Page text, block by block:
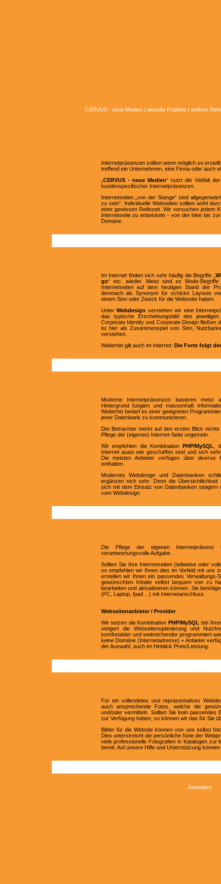
CERVUS - neue Medien | aktuelle Projekte | weitere
Internetpräsenzen sollten wenn möglich so
treffend ein Unternehmen, eine Firma oder auch
CERVUS - neue Medien“ nutzt die Vielfalt
kundenspezifischer Internetpräsenzen.
Internetseiten „von der Stange“ sind
zu sein“. Individuelle Webseiten sollten wohl
einer gewissen Reifezeit. Wir versuchen jedem
Internetseite zu entwickeln - von der Idee bis
Domäne.
Im Internet finden sich sehr häufig die Begriffe „
go“ etc. wieder. Meist sind es Mode-
Internetseiten auf dem heutigen Stand der
demnach als Synonym für schicke Layouts
einem Sinn oder Zweck für die Webseite haben.
UnterWebdesign verstehen wir eine
das typische Erscheinungsbild des jeweiligen
Corporate Identity und Corporate Design fließen
ist hier als Zusammenspiel von Sinn,
verstehen.
Weiterhin gilt auch im Internet: Die Form folgt
Moderne Internetpräsenzen basieren
Hintergrund fungiert und massenhaft
Weiterhin bedarf es einer geeigneten
jener Datenbank zu kommunizieren.
Der Betrachter merkt auf den ersten Blick
Pflege der (eigenen) Internet-Seite ungemein.
Wir empfehlen die Kombination PHP/MySQL ,
Internet quasi wie geschaffen sind und sich
Die meisten Anbieter verfügen über diverse
enthalten.
Modernes Webdesign und Datenbanken
ergänzen sich sehr. Denn die Übersichtlichkeit
sich mit dem Einsatz von Datenbanken steigern
vom Webdesign.
Die Pflege der eigenen Internetpräsenz
verantwortungsvolle Aufgabe.
Sollten Sie Ihre Internetseiten (teilweise oder
so empfehlen wir Ihnen dies im Vorfeld mit uns
erstellen wir Ihnen ein passendes Verwaltungs-
gewünschten Inhalte selbst bequem von zu
bearbeiten und aktualisieren können. Sie
(PC, Laptop, Ipad ...) mit Internetanschluss.
Webseitenanbieter / Provider
Wir setzen die KombinationPHP/MySQL bei
steigert die Webseitenoptimierung und
komfortabler und weitreichender programmiert
keine Domäne (Internetadresse) + Anbieter
der Auswahl, auch im Hinblick Preis/Leistung.
Für ein vollendetes und repräsentatives
auch ansprechende Fotos, welche die
und/oder vermitteln. Sollten Sie kein passendes
zur Verfügung haben, so können wir das für Sie
Bilder für die Website können von uns selbst
Dies unterstreicht die persönliche Note der
viele professionelle Fotografien in Katalogen zur
bereit. Auf unsere Hilfe und Unterstützung
Anmelden